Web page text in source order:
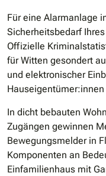
Für eine Alarmanlage
Sicherheitsbedarf
Offizielle
für Witten gesondert
und elektronischer
In dicht bebauten
Zugängen gewinnen
Bewegungsmelder in
Komponenten an
Einfamilienhaus mit